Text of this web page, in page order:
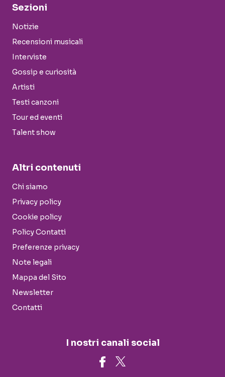
Sezioni
Notizie
Recensioni musicali
Interviste
Gossip e curiosità
Artisti
Testi canzoni
Tour ed eventi
Talent show
Altri contenuti
Chi siamo
Privacy policy
Cookie policy
Policy Contatti
Preferenze privacy
Note legali
Mappa del Sito
Newsletter
Contatti
I nostri canali social